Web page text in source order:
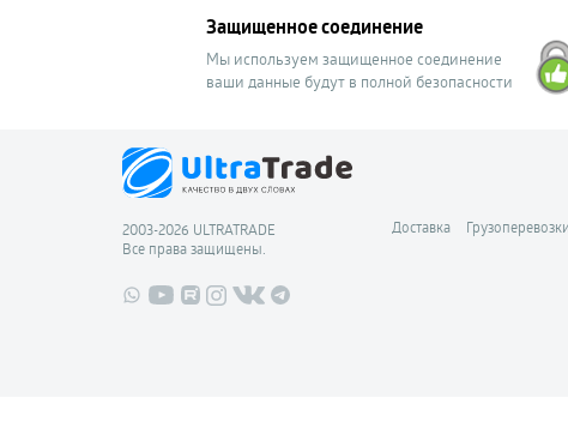
Защищенное соединение
Мы используем защищенное соединение
ваши данные будут в полной безопасности
Доставка Грузоперевозки
2003-2026 ULTRATRADE
Все права защищены.